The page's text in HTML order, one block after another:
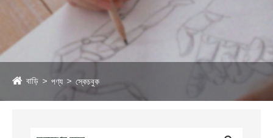
বাড়ি পণ্য স্কেচবুক